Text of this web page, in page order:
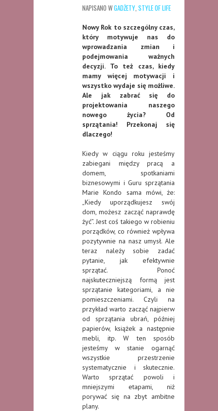
NAPISANO WGADŻETY STYLE OF LIFE
Nowy Rok to szczególny czas,
który motywuje nas do
wprowadzania zmian i
podejmowania ważnych
decyzji. To też czas, kiedy
mamy więcej motywacji i
wszystko wydaje się możliwe.
Ale jak zabrać się do
projektowania naszego
nowego życia? Od
sprzątania! Przekonaj się
dlaczego!
Kiedy w ciągu roku jesteśmy
zabiegani między pracą a
domem, spotkaniami
biznesowymi i Guru sprzątania
Marie Kondo sama mówi, że:
„Kiedy uporządkujesz swój
dom, możesz zacząć naprawdę
żyć”. Jest coś takiego w robieniu
porządków, co również wpływa
pozytywnie na nasz umysł. Ale
teraz należy sobie zadać
pytanie, jak efektywnie
sprzątać. Ponoć
najskuteczniejszą formą jest
sprzątanie kategoriami, a nie
pomieszczeniami. Czyli na
przykład warto zacząć najpierw
od sprzątania ubrań, później
papierów, książek a następnie
mebli, itp. W ten sposób
jesteśmy w stanie ogarnąć
wszystkie przestrzenie
systematycznie i skutecznie.
Warto sprzątać powoli i
mniejszymi etapami, niż
porywać się na zbyt ambitne
plany.